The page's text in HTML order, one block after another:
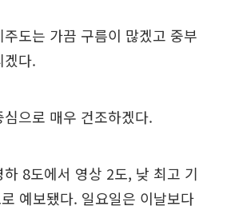
도는 가끔 구름이 많겠고 중부
겠다.
으로 매우 건조하겠다.
8도에서 영상 2도, 낮 최고 기
예보됐다. 일요일은 이날보다